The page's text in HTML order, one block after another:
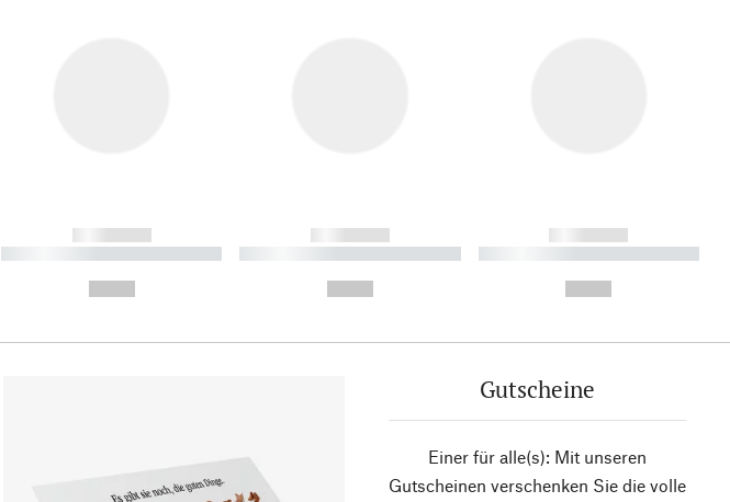
------------
----------- ----------- ----------
------------
----------- ----------- ----------
------------
----------- ----------- ----------
Gutscheine
Einer für alle(s): Mit unseren
Gutscheinen verschenken Sie die volle